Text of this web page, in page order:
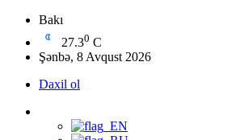
Bakı
27.30 C
Şənbə, 8 Avqust 2026
Daxil ol